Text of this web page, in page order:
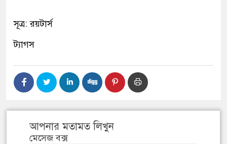
সূত্র: রয়টার্স
ট্যাগস
আপনার মতামত লিখুন
মেসেজ বক্স